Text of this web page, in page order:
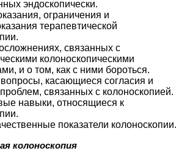
эндоскопически.
ограничения и
терапевтической
связанных с
колоноскопическими
и о том, как с ними бороться.
касающиеся согласия и
связанных с колоноскопией.
навыки, относящиеся к
показатели колоноскопии.
колоноскопия